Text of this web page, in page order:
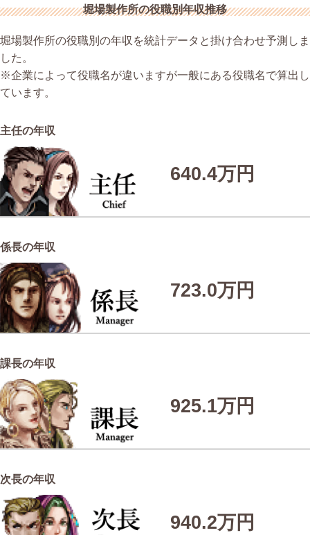
堀場製作所の役職別年収推移
堀場製作所の役職別の年収を統計データと掛け合わせ予測しま
した。
※企業によって役職名が違いますが一般にある役職名で算出し
ています。
主任の年収
640.4万円
係長の年収
723.0万円
課長の年収
925.1万円
次長の年収
940.2万円